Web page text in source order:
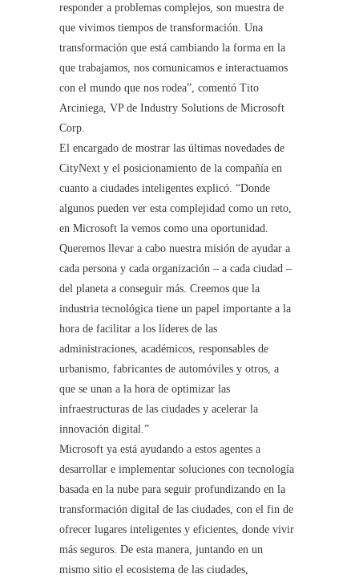
responder a problemas complejos, son muestra de
que vivimos tiempos de transformación. Una
transformación que está cambiando la forma en la
que trabajamos, nos comunicamos e interactuamos
con el mundo que nos rodea”, comentó Tito
Arciniega, VP de Industry Solutions de Microsoft
Corp.
El encargado de mostrar las últimas novedades de
CityNext y el posicionamiento de la compañía en
cuanto a ciudades inteligentes explicó. “Donde
algunos pueden ver esta complejidad como un reto,
en Microsoft la vemos como una oportunidad.
Queremos llevar a cabo nuestra misión de ayudar a
cada persona y cada organización – a cada ciudad –
del planeta a conseguir más. Creemos que la
industria tecnológica tiene un papel importante a la
hora de facilitar a los líderes de las
administraciones, académicos, responsables de
urbanismo, fabricantes de automóviles y otros, a
que se unan a la hora de optimizar las
infraestructuras de las ciudades y acelerar la
innovación digital.”
Microsoft ya está ayudando a estos agentes a
desarrollar e implementar soluciones con tecnología
basada en la nube para seguir profundizando en la
transformación digital de las ciudades, con el fin de
ofrecer lugares inteligentes y eficientes, donde vivir
más seguros. De esta manera, juntando en un
mismo sitio el ecosistema de las ciudades,